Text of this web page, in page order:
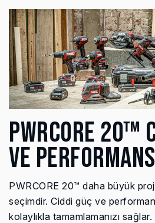
PWRCORE 20™
VE
PWRCORE 20™ daha büyük
seçimdir. Ciddi güç ve
kolaylıkla tamamlamanızı sağlar.